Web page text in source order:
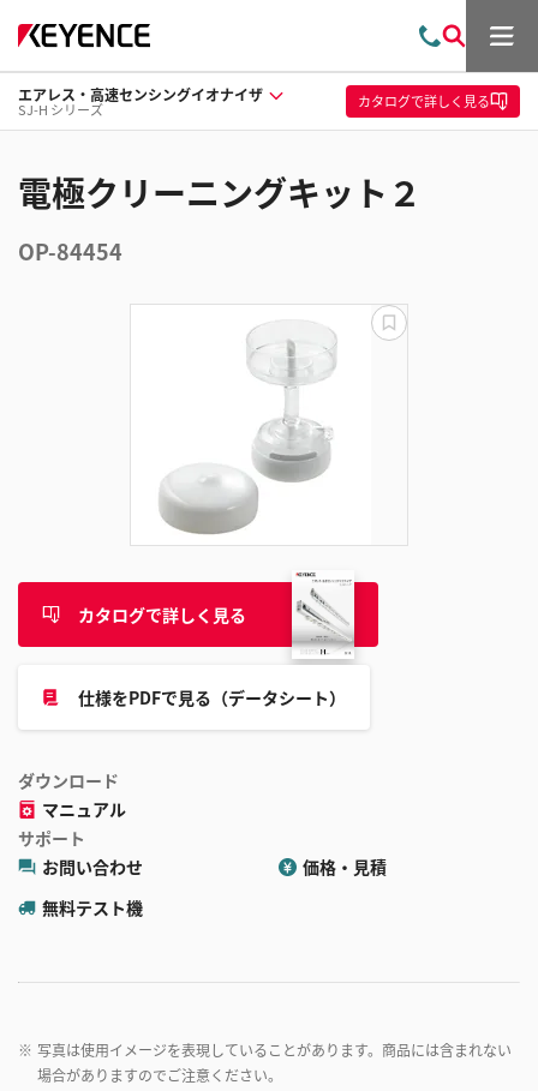
問
い
合
わ
索
メ
ュ
ー
エアレス・高速センシングイオナイザ
SJ-H シリーズ カタログで詳しく見る
電極クリーニングキット２
OP-84454
カタログで詳しく見る
仕様をPDFで見る（データシート）
ダウンロード
マニュアル
サポート
お問い合わせ
価格・見積
無料テスト機
※ 写真は使用イメージを表現していることがあります。商品には含まれない
場合がありますのでご注意ください。
更
新